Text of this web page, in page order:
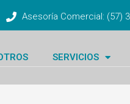
Asesoría Comercial: (57)
SERVICIOS